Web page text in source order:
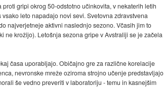
gripi okrog 50-odstotno učinkovita, v nekaterih letih
leto napadajo novi sevi. Svetovna zdravstvena
najverjetneje aktivni naslednjo sezono. Včasih jim to
ne krožijo). Letošnja sezona gripe v Avstraliji se je začela
časa uporabljajo. Običajno gre za različne korelacije
nevronske mreže oziroma strojno učenje predstavljajo
še vedno preveriti v laboratoriju - temu in kasnejšim